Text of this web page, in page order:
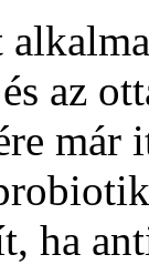
az
már
ha